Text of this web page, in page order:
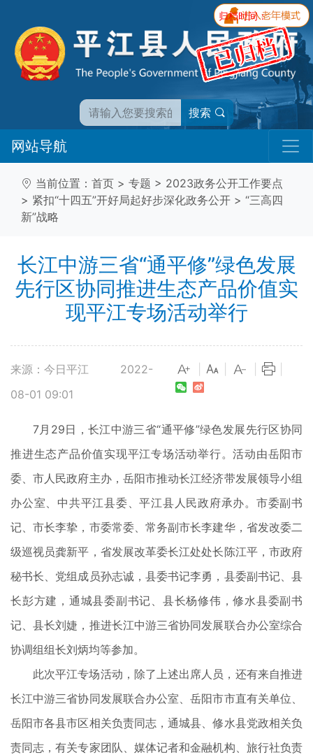
归档时间：
搜索
网站导航
当前位置： 首页 > 专题 > 2023政务公开工作要点
> 紧扣“十四五”开好局起好步深化政务公开 > “三高四
新”战略
长江中游三省“通平修”绿色发展
先行区协同推进生态产品价值实
现平江专场活动举行
来源：今日平江
2022-
08-01 09:01
7月29日，长江中游三省“通平修”绿色发展先行区协同
推进生态产品价值实现平江专场活动举行。活动由岳阳市
委、市人民政府主办，岳阳市推动长江经济带发展领导小组
办公室、中共平江县委、平江县人民政府承办。市委副书
记、市长李挚，市委常委、常务副市长李建华，省发改委二
级巡视员龚新平，省发展改革委长江处处长陈江平，市政府
秘书长、党组成员孙志诚，县委书记李勇，县委副书记、县
长彭方建，通城县委副书记、县长杨修伟，修水县委副书
记、县长刘婕，推进长江中游三省协同发展联合办公室综合
协调组组长刘炳均等参加。
此次平江专场活动，除了上述出席人员，还有来自推进
长江中游三省协同发展联合办公室、岳阳市市直有关单位、
岳阳市各县市区相关负责同志，通城县、修水县党政相关负
责同志，有关专家团队、媒体记者和金融机构、旅行社负责